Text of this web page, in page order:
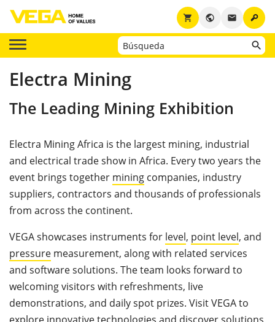
key
email
public
shopping_cart
Electra Mining
The Leading Mining Exhibition
Electra Mining Africa is the largest mining, industrial
and electrical trade show in Africa. Every two years the
event brings together mining companies, industry
suppliers, contractors and thousands of professionals
from across the continent.
VEGA showcases instruments for level, point level, and
pressure measurement, along with related services
and software solutions. The team looks forward to
welcoming visitors with refreshments, live
demonstrations, and daily spot prizes. Visit VEGA to